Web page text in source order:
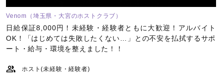
Venom（埼玉県・大宮のホストクラブ）
日給保証8,000円！未経験・経験者ともに大歓迎！アルバイト
OK！「はじめては失敗したくない…」との不安を払拭するサポ
ート・給与・環境を整えました！！
ホスト(未経験・経験者)